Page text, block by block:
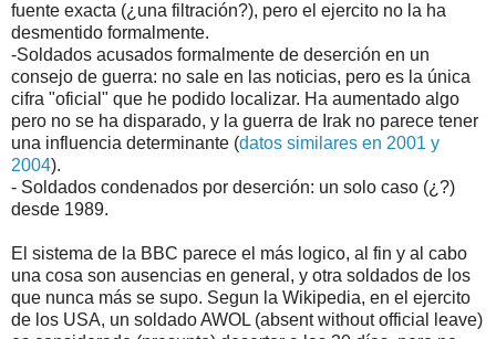
fuente exacta (¿una filtración?), pero el ejercito no la ha
desmentido formalmente.
-Soldados acusados formalmente de deserción en un
consejo de guerra: no sale en las noticias, pero es la única
cifra "oficial" que he podido localizar. Ha aumentado algo
pero no se ha disparado, y la guerra de Irak no parece tener
una influencia determinante (datos similares en 2001 y
2004).
- Soldados condenados por deserción: un solo caso (¿?)
desde 1989.
El sistema de la BBC parece el más logico, al fin y al cabo
una cosa son ausencias en general, y otra soldados de los
que nunca más se supo. Segun la Wikipedia, en el ejercito
de los USA, un soldado AWOL (absent without official leave)